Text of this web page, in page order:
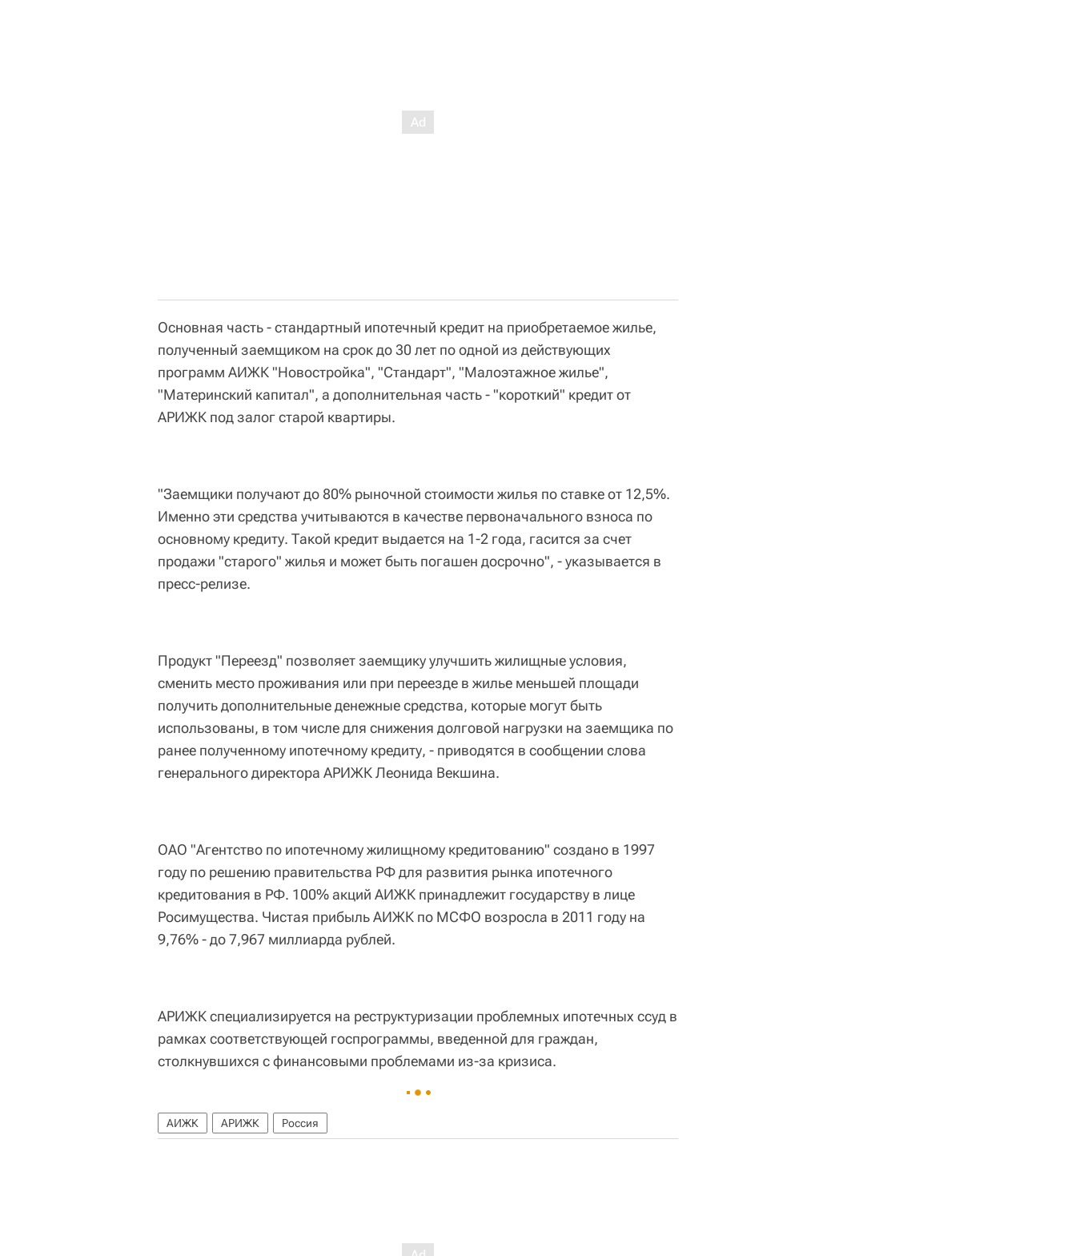
Основная часть - стандартный ипотечный кредит на приобретаемое жилье,
полученный заемщиком на срок до 30 лет по одной из действующих
программ АИЖК "Новостройка", "Стандарт", "Малоэтажное жилье",
"Материнский капитал", а дополнительная часть - "короткий" кредит от
АРИЖК под залог старой квартиры.
"Заемщики получают до 80% рыночной стоимости жилья по ставке от 12,5%.
Именно эти средства учитываются в качестве первоначального взноса по
основному кредиту. Такой кредит выдается на 1-2 года, гасится за счет
продажи "старого" жилья и может быть погашен досрочно", - указывается в
пресс-релизе.
Продукт "Переезд" позволяет заемщику улучшить жилищные условия,
сменить место проживания или при переезде в жилье меньшей площади
получить дополнительные денежные средства, которые могут быть
использованы, в том числе для снижения долговой нагрузки на заемщика по
ранее полученному ипотечному кредиту, - приводятся в сообщении слова
генерального директора АРИЖК Леонида Векшина.
ОАО "Агентство по ипотечному жилищному кредитованию" создано в 1997
году по решению правительства РФ для развития рынка ипотечного
кредитования в РФ. 100% акций АИЖК принадлежит государству в лице
Росимущества. Чистая прибыль АИЖК по МСФО возросла в 2011 году на
9,76% - до 7,967 миллиарда рублей.
АРИЖК специализируется на реструктуризации проблемных ипотечных ссуд в
рамках соответствующей госпрограммы, введенной для граждан,
столкнувшихся с финансовыми проблемами из-за кризиса.
АИЖК АРИЖК Россия